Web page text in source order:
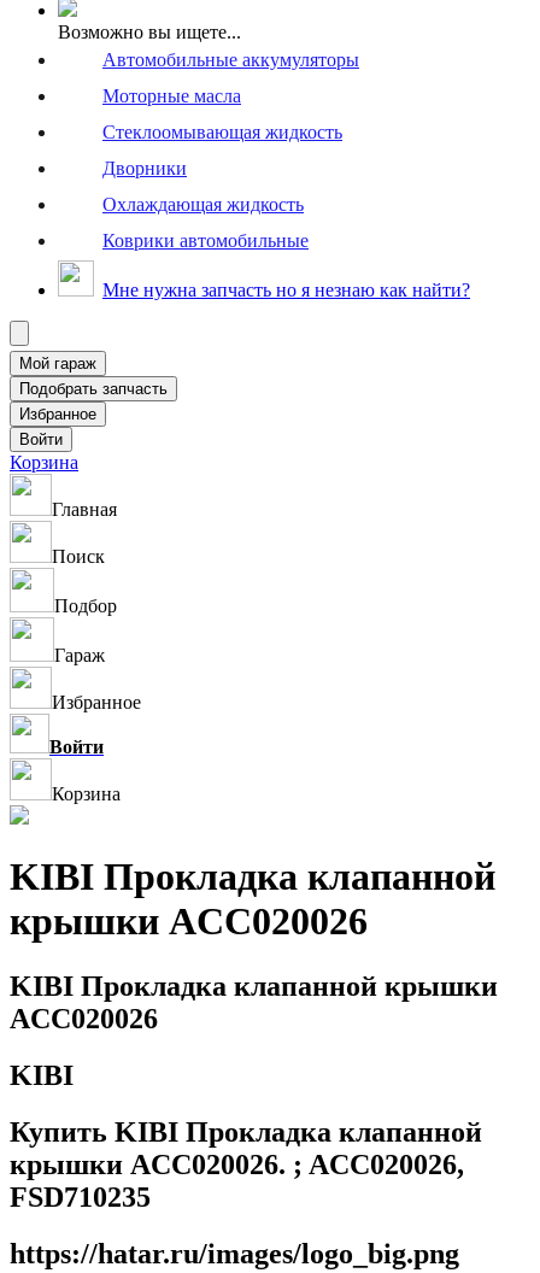
Возможно вы ищете...
Автомобильные аккумуляторы
Моторные масла
Стеклоомывающая жидкость
Дворники
Охлаждающая жидкость
Коврики автомобильные
Мне нужна запчасть но я незнаю как найти?
Корзина
Главная
Поиск
Подбор
Гараж
Избранное
Войти
Корзина
KIBI Прокладка клапанной
крышки ACC020026
KIBI Прокладка клапанной крышки
ACC020026
KIBI
Купить KIBI Прокладка клапанной
крышки ACC020026. ; ACC020026,
FSD710235
https://hatar.ru/images/logo_big.png